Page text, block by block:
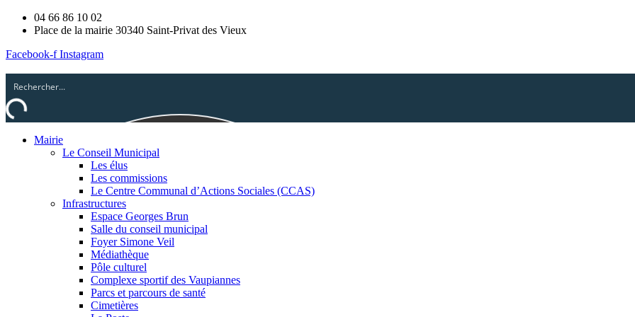
04 66 86 10 02
Place de la mairie 30340 Saint-Privat des Vieux
Facebook-f Instagram
Mairie
Le Conseil Municipal
Les élus
Les commissions
Le Centre Communal d’Actions Sociales (CCAS)
Infrastructures
Espace Georges Brun
Salle du conseil municipal
Foyer Simone Veil
Médiathèque
Pôle culturel
Complexe sportif des Vaupiannes
Parcs et parcours de santé
Cimetières